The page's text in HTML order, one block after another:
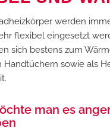
werden
flexibel eingesetzt
sich bestens zum
Handtüchern sowie als
man es